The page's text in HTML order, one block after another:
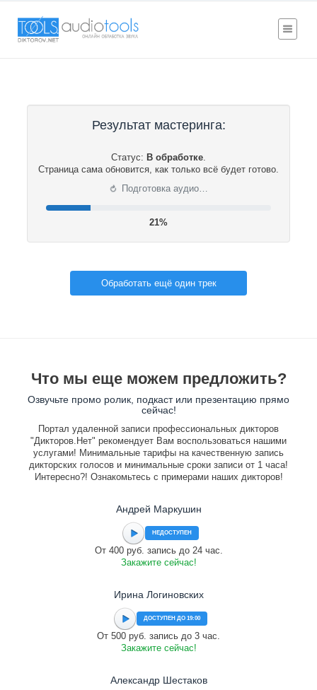
Результат мастеринга:
Статус: В обработке.
Страница сама обновится, как только всё будет готово.
⟳ Подготовка аудио…
21%
Обработать ещё один трек
Что мы еще можем предложить?
Озвучьте промо ролик, подкаст или презентацию прямо
сейчас!
Портал удаленной записи профессиональных дикторов
"Дикторов.Нет" рекомендует Вам воспользоваться нашими
услугами! Минимальные тарифы на качественную запись
дикторских голосов и минимальные сроки записи от 1 часа!
Интересно?! Ознакомьтесь с примерами наших дикторов!
Андрей Маркушин
НЕДОСТУПЕН
От 400 руб. запись до 24 час.
Закажите сейчас!
Ирина Логиновских
ДОСТУПЕН ДО 19:00
От 500 руб. запись до 3 час.
Закажите сейчас!
Александр Шестаков